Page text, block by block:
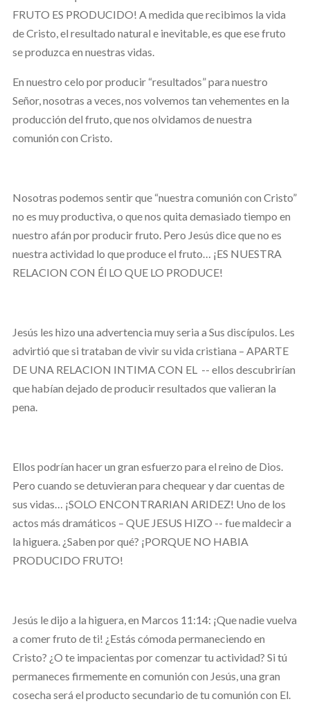
FRUTO ES PRODUCIDO! A medida que recibimos la vida
de Cristo, el resultado natural e inevitable, es que ese fruto
se produzca en nuestras vidas.
En nuestro celo por producir “resultados” para nuestro
Señor, nosotras a veces, nos volvemos tan vehementes en la
producción del fruto, que nos olvidamos de nuestra
comunión con Cristo.
Nosotras podemos sentir que “nuestra comunión con Cristo”
no es muy productiva, o que nos quita demasiado tiempo en
nuestro afán por producir fruto. Pero Jesús dice que no es
nuestra actividad lo que produce el fruto… ¡ES NUESTRA
RELACION CON Él LO QUE LO PRODUCE!
Jesús les hizo una advertencia muy seria a Sus discípulos. Les
advirtió que si trataban de vivir su vida cristiana – APARTE
DE UNA RELACION INTIMA CON EL -- ellos descubrirían
que habían dejado de producir resultados que valieran la
pena.
Ellos podrían hacer un gran esfuerzo para el reino de Dios.
Pero cuando se detuvieran para chequear y dar cuentas de
sus vidas… ¡SOLO ENCONTRARIAN ARIDEZ! Uno de los
actos más dramáticos – QUE JESUS HIZO -- fue maldecir a
la higuera. ¿Saben por qué? ¡PORQUE NO HABIA
PRODUCIDO FRUTO!
Jesús le dijo a la higuera, en Marcos 11:14: ¡Que nadie vuelva
a comer fruto de ti! ¿Estás cómoda permaneciendo en
Cristo? ¿O te impacientas por comenzar tu actividad? Si tú
permaneces firmemente en comunión con Jesús, una gran
cosecha será el producto secundario de tu comunión con El.